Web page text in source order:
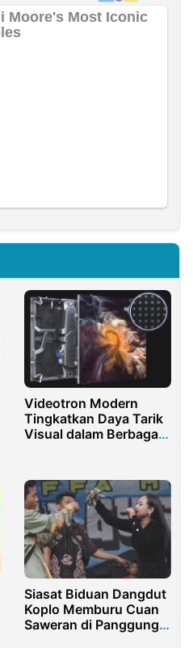
Videotron Modern
Tingkatkan Daya Tarik
Visual dalam Berbagai
Siasat Biduan Dangdut
Koplo Memburu Cuan
Saweran di Panggung